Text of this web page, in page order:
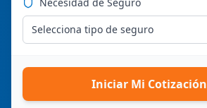
Selecciona tipo de seguro
Iniciar Mi Cotización